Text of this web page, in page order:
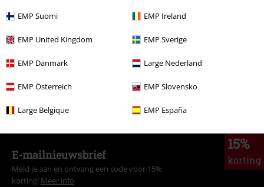
EMP Suomi EMP Ireland
EMP United Kingdom EMP Sverige
EMP Danmark Large Nederland
EMP Österreich EMP Slovensko
Large Belgique EMP España
Grote maten Bodywarmers
Kleding Jacks Bodywarmers
Stijlen Zwarte kleding Zwarte jacks
Kleding & accessoires Jacks
15%
korting
E-mailnieuwsbrief
Meld je aan en ontvang een code voor 15%
korting! Meer info